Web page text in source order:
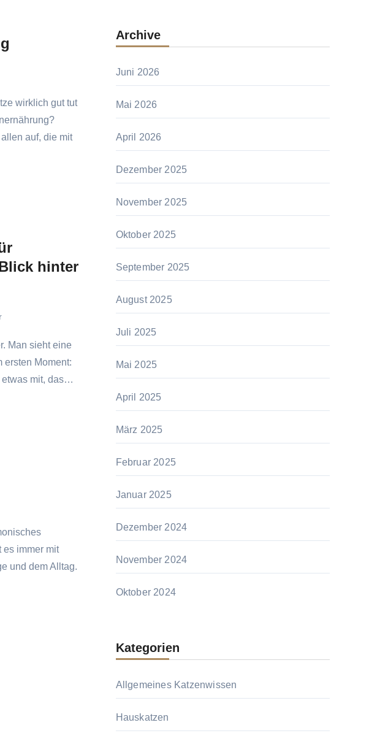
auf, die mit
hinter
ersten Moment:
etwas mit, das…
es immer mit
und dem Alltag.
Archive
Juni 2026
Mai 2026
April 2026
Dezember 2025
November 2025
Oktober 2025
September 2025
August 2025
Juli 2025
Mai 2025
April 2025
März 2025
Februar 2025
Januar 2025
Dezember 2024
November 2024
Oktober 2024
Kategorien
Allgemeines Katzenwissen
Hauskatzen